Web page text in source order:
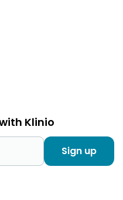
Klinio
Sign up